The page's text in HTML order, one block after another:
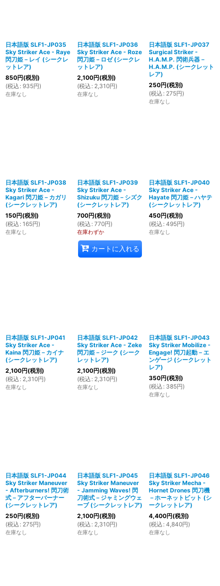
日本語版 SLF1-JP035
Sky Striker Ace - Raye
閃刀姫－レイ (シークレ
ットレア)
850円(税別)
(税込 : 935円)
在庫なし
日本語版 SLF1-JP036
Sky Striker Ace - Roze
閃刀姫－ロゼ (シークレ
ットレア)
2,100円(税別)
(税込 : 2,310円)
在庫なし
日本語版 SLF1-JP037
Surgical Striker -
H.A.M.P. 閃術兵器－
H.A.M.P. (シークレット
レア)
250円(税別)
(税込 : 275円)
在庫なし
日本語版 SLF1-JP038
Sky Striker Ace -
Kagari 閃刀姫－カガリ
(シークレットレア)
150円(税別)
(税込 : 165円)
在庫なし
日本語版 SLF1-JP039
Sky Striker Ace -
Shizuku 閃刀姫－シズク
(シークレットレア)
700円(税別)
(税込 : 770円)
在庫わずか
カートに入れる
日本語版 SLF1-JP040
Sky Striker Ace -
Hayate 閃刀姫－ハヤテ
(シークレットレア)
450円(税別)
(税込 : 495円)
在庫なし
日本語版 SLF1-JP041
Sky Striker Ace -
Kaina 閃刀姫－カイナ
(シークレットレア)
2,100円(税別)
(税込 : 2,310円)
在庫なし
日本語版 SLF1-JP042
Sky Striker Ace - Zeke
閃刀姫－ジーク (シーク
レットレア)
2,100円(税別)
(税込 : 2,310円)
在庫なし
日本語版 SLF1-JP043
Sky Striker Mobilize -
Engage! 閃刀起動－エ
ンゲージ (シークレット
レア)
350円(税別)
(税込 : 385円)
在庫なし
日本語版 SLF1-JP044
Sky Striker Maneuver
- Afterburners! 閃刀術
式－アフターバーナー
(シークレットレア)
250円(税別)
(税込 : 275円)
在庫なし
日本語版 SLF1-JP045
Sky Striker Maneuver
- Jamming Waves! 閃
刀術式－ジャミングウェ
ーブ (シークレットレア)
2,100円(税別)
(税込 : 2,310円)
在庫なし
日本語版 SLF1-JP046
Sky Striker Mecha -
Hornet Drones 閃刀機
－ホーネットビット (シ
ークレットレア)
4,400円(税別)
(税込 : 4,840円)
在庫なし